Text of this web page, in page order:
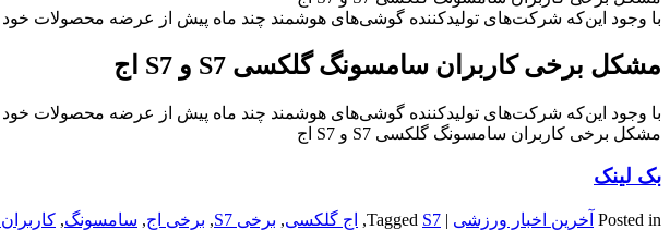
با وجود این‌که شرکت‌های تولیدکننده گوشی‌های هوشمند چند ماه پیش از عرضه محصولات
مشکل برخی کاربران سامسونگ گلکسی S7 و S7 اج
با وجود این‌که شرکت‌های تولیدکننده گوشی‌های هوشمند چند ماه پیش از عرضه محصولات
مشکل برخی کاربران سامسونگ گلکسی S7 و S7 اج
بک لینک
Posted in آخرین اخبار ورزشی |
Tagged S7
, اج گلکسی, برخی S7 , برخی اج, سامسونگ, کاربران S7